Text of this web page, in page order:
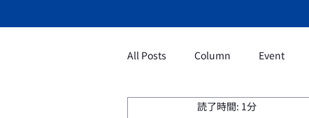
All Posts Column Event
読了時間: 1分